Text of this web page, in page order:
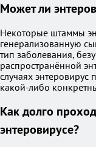
Может ли
Некоторые штаммы
генерализованную
тип заболевания,
распространённой
случаях энтеровирус
какой-либо
Как долго
энтеровирусе?